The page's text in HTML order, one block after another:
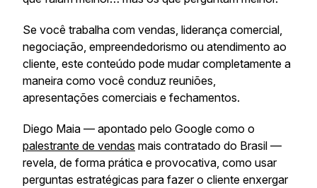
Se você trabalha com vendas, liderança comercial,
negociação, empreendedorismo ou atendimento ao
cliente, este conteúdo pode mudar completamente a
maneira como você conduz reuniões,
apresentações comerciais e fechamentos.
Diego Maia — apontado pelo Google como o
palestrante de vendas mais contratado do Brasil —
revela, de forma prática e provocativa, como usar
perguntas estratégicas para fazer o cliente enxergar